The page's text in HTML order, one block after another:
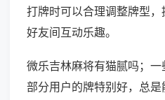
打牌时可以合理调整牌型
好友间互动乐趣。
微乐吉林麻将有猫腻吗；
部分用户的牌特别好，总